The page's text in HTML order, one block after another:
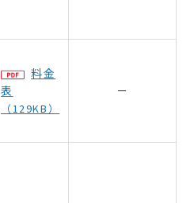
料金
表
（129KB）
－